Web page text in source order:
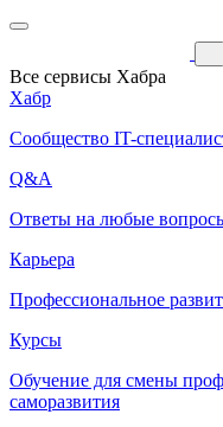
Все сервисы Хабра
Хабр
Сообщество IT-
Q&A
Ответы на любые
Карьера
Профессиональное
Курсы
Обучение для смены
саморазвития